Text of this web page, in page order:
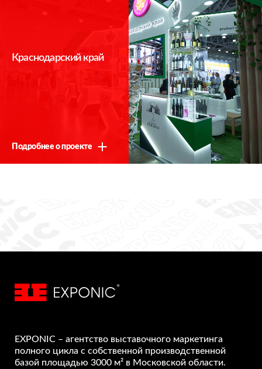
Краснодарский край
Подробнее о проекте
EXPONIC – агентство выставочного маркетинга
полного цикла с собственной производственной
базой площадью 3000 м² в Московской области.